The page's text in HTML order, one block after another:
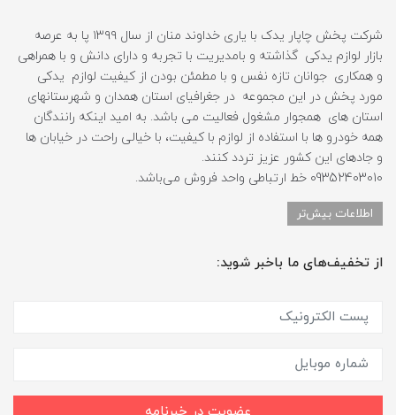
شرکت پخش چاپار یدک با یاری خداوند منان از سال ۱۳۹۹ پا به عرصه
بازار لوازم یدکی گذاشته و بامدیریت با تجربه و دارای دانش و با همراهی
و همکاری جوانان تازه نفس و با مطمئن بودن از کیفیت لوازم یدکی
مورد پخش در این مجموعه در جغرافیای استان همدان و شهرستانهای
استان های همجوار مشغول فعالیت می باشد. به امید اینکه رانندگان
همه خودرو ها با استفاده از لوازم با کیفیت، با خیالی راحت در خیابان ها
و جادهای این کشور عزیز تردد کنند.
09352403010 خط ارتباطی واحد فروش می‌باشد.
اطلاعات بیش‌تر
از تخفیف‌های ما باخبر شوید: